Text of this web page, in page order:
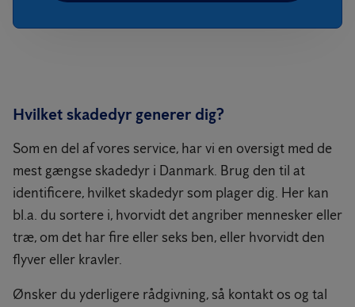
Hvilket skadedyr generer dig?
Som en del af vores service, har vi en oversigt med de
mest gængse skadedyr i Danmark. Brug den til at
identificere, hvilket skadedyr som plager dig. Her kan
bl.a. du sortere i, hvorvidt det angriber mennesker eller
træ, om det har fire eller seks ben, eller hvorvidt den
flyver eller kravler.
Ønsker du yderligere rådgivning, så kontakt os og tal